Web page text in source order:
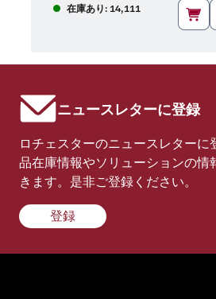
在庫あり: 14,111
ニュースレターに登録
ロチェスターのニュースレターに
品在庫情報やソリューションの情
きます。是非ご登録ください。
登録